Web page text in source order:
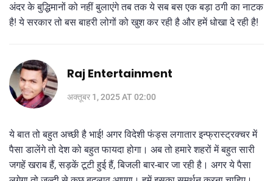
अंदर के बुद्धिमानों को नहीं बुलाएंगे तब तक ये सब बस एक बड़ा ठगी का नाटक
है! ये सरकार तो बस बाहरी लोगों को खुश कर रही है और हमें धोखा दे रही है!
Raj Entertainment
अक्तूबर 1, 2025 AT 02:00
ये बात तो बहुत अच्छी है भाई! अगर विदेशी फंड्स लगातार इन्फ्रास्ट्रक्चर में
पैसा डालेंगे तो देश को बहुत फायदा होगा। अब तो हमारे शहरों में बहुत सारी
जगहें खराब हैं, सड़कें टूटी हुई हैं, बिजली बार-बार जा रही है। अगर ये पैसा